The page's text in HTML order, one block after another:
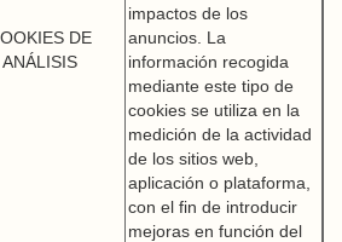
DE
ANÁLISIS
impactos de los
anuncios. La
información recogida
mediante este tipo de
cookies se utiliza en la
medición de la actividad
de los sitios web,
aplicación o plataforma,
con el fin de introducir
mejoras en función del